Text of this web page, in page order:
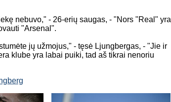
nebuvo," - 26-erių saugas, - "Nors "Real" yra
"Arsenal".
jų užmojus," - tęsė Ljungbergas, - "Jie ir
klube yra labai puiki, tad aš tikrai nenoriu